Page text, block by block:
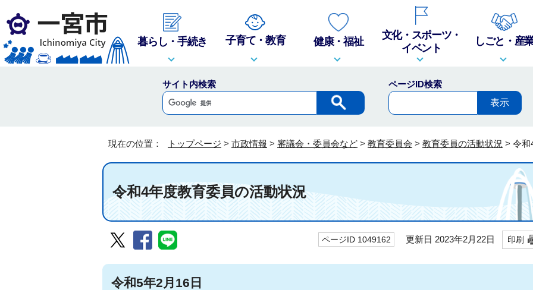
暮らし・手続き 子育て・教育 健康・福祉
文化・スポーツ・
イベント
しごと・産
サイト内検索 ページID検索
現在の位置： トップページ > 市政情報 > 審議会・委員会など > 教育委員会 > 教育委員の活動状況 > 令和
令和4年度教育委員の活動状況
ページID 1049162 更新日 2023年2月22日 印刷
令和5年2月16日